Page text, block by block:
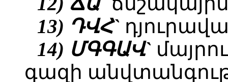
13) ԴՎՀ`
14) ՄԳԳԱՎ`
գազի